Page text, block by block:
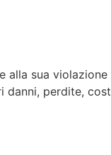
alla sua
perdite,